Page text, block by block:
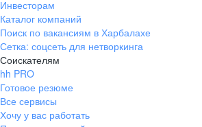
Инвесторам
Каталог компаний
Поиск по вакансиям в Харбалахе
Сетка: соцсеть для нетворкинга
Соискателям
hh PRO
Готовое резюме
Все сервисы
Хочу у вас работать